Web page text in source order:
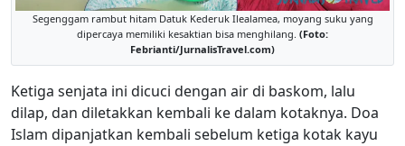
Segenggam rambut hitam Datuk Kederuk Ilealamea, moyang suku yang
dipercaya memiliki kesaktian bisa menghilang. (Foto:
Febrianti/JurnalisTravel.com)
Ketiga senjata ini dicuci dengan air di baskom, lalu
dilap, dan diletakkan kembali ke dalam kotaknya. Doa
Islam dipanjatkan kembali sebelum ketiga kotak kayu